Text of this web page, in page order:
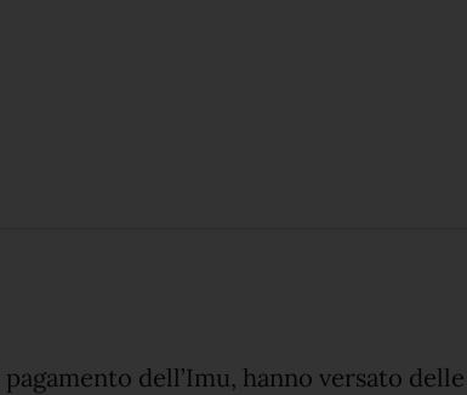
dell’Imu, hanno versato delle